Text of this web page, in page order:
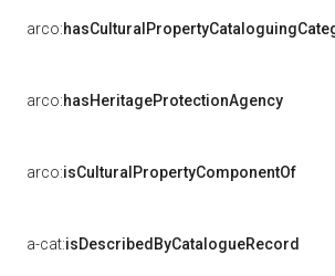
arco:
arco:hasHeritageProtectionAgency
arco:isCulturalPropertyComponentOf
a-cat:isDescribedByCatalogueRecord